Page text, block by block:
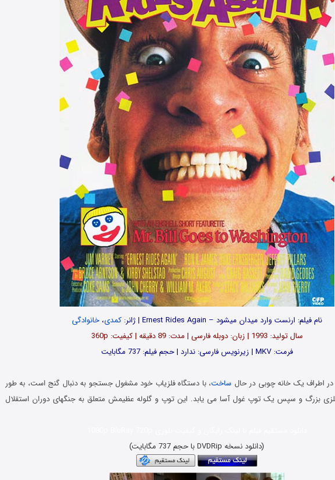
نام فیلم: ارنست وارد میدان میشود – Ernest Rides Again | ژانر: کمدی،خانوادگی
سال تولید: 1993 | زبان: دوبله فارسی | مدت: 89 دقیقه | کیفیت: 360p
فرمت: MKV | زیرنویس فارسی: ندارد | حجم فیلم: 737 مگابایت
اطراف یک خانه چوبی در حال ساخت، با دستگاه فلزیاب خود مشغول جستجو به دنبال گنج است، به طور
بزرگ و سپس یک توپ غول آسا می یابد. این توپ و گلوله عظیمش متعلق به جنگهای دوران استقلال
(دانلود نسخه DVDRip با حجم 737 مگابایت)